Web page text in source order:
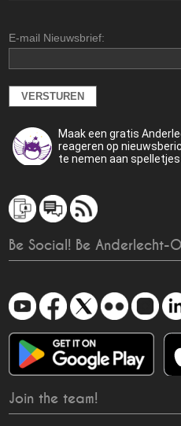
E-mail Nieuwsbrief:
Maak een gratis
reageren op
te nemen aan
Be Social! Be Anderlecht-
Join the team!